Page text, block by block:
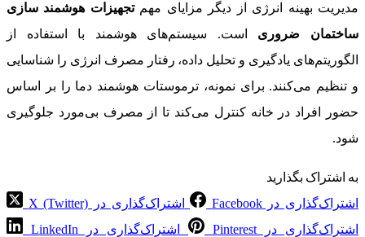
مدیریت بهینه انرژی از دیگر مزایای مهمتجهیزات هوشمند سازی
ساختمان ضروری است. سیستم‌های هوشمند با استفاده از
الگوریتم‌های یادگیری و تحلیل داده، رفتار مصرف انرژی را شناسایی
و تنظیم می‌کنند. برای نمونه، ترموستات هوشمند دما را بر اساس
حضور افراد در خانه کنترل می‌کند تا از مصرف بی‌مورد جلوگیری
شود.
به اشتراک بگذارید
اشتراک‌گذاری در Facebook
اشتراک‌گذاری در X (Twitter)
اشتراک‌گذاری در Pinterest
اشتراک‌گذاری در LinkedIn